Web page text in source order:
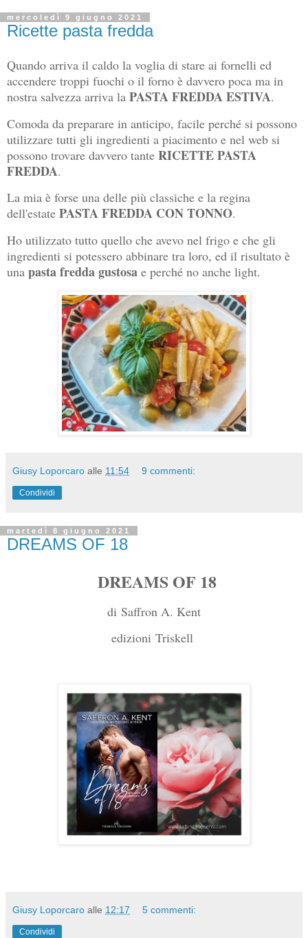
mercoledì 9 giugno 2021
Ricette pasta fredda
Quando arriva il caldo la voglia di stare ai fornelli ed
accendere troppi fuochi o il forno è davvero poca ma in
nostra salvezza arriva la PASTA FREDDA ESTIVA.
Comoda da preparare in anticipo, facile perché si possono
utilizzare tutti gli ingredienti a piacimento e nel web si
possono trovare davvero tante RICETTE PASTA
FREDDA.
La mia è forse una delle più classiche e la regina
dell'estate PASTA FREDDA CON TONNO.
Ho utilizzato tutto quello che avevo nel frigo e che gli
ingredienti si potessero abbinare tra loro, ed il risultato è
una pasta fredda gustosa e perché no anche light.
Giusy Loporcaro alle 11:54 9 commenti:
Condividi
martedì 8 giugno 2021
DREAMS OF 18
DREAMS OF 18
di Saffron A. Kent
edizioni Triskell
Giusy Loporcaro alle 12:17 5 commenti:
Condividi